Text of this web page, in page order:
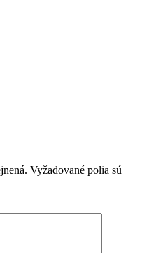
Vyžadované polia sú